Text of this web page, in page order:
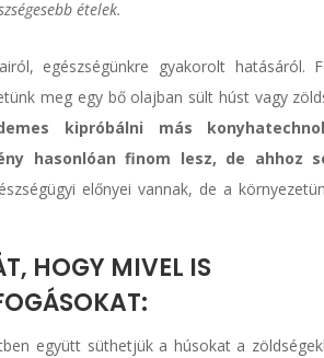
ételek.
egészségünkre gyakorolt hatásáról.
meg egy bő olajban sült húst vagy
kipróbálni más
hasonlóan finom lesz, de ahhoz
előnyei vannak, de a
HOGY MIVEL IS
együtt süthetjük a húsokat a